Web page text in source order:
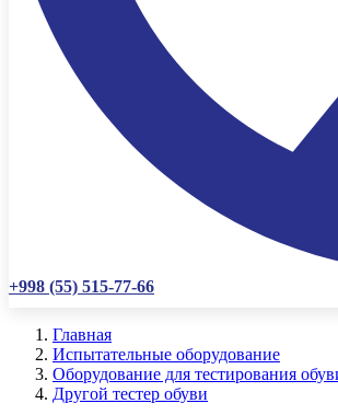
+998 (55) 515-77-66
Главная
Испытательные оборудование
Оборудование для тестирования
Другой тестер обуви